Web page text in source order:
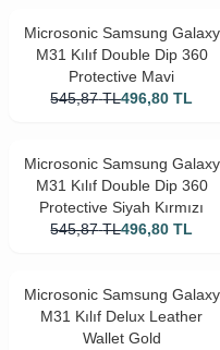
Microsonic Samsung Galaxy
M31 Kılıf Double Dip 360
Protective Mavi
545,87 TL496,80 TL
Microsonic Samsung Galaxy
M31 Kılıf Double Dip 360
Protective Siyah Kırmızı
545,87 TL496,80 TL
Microsonic Samsung Galaxy
M31 Kılıf Delux Leather
Wallet Gold